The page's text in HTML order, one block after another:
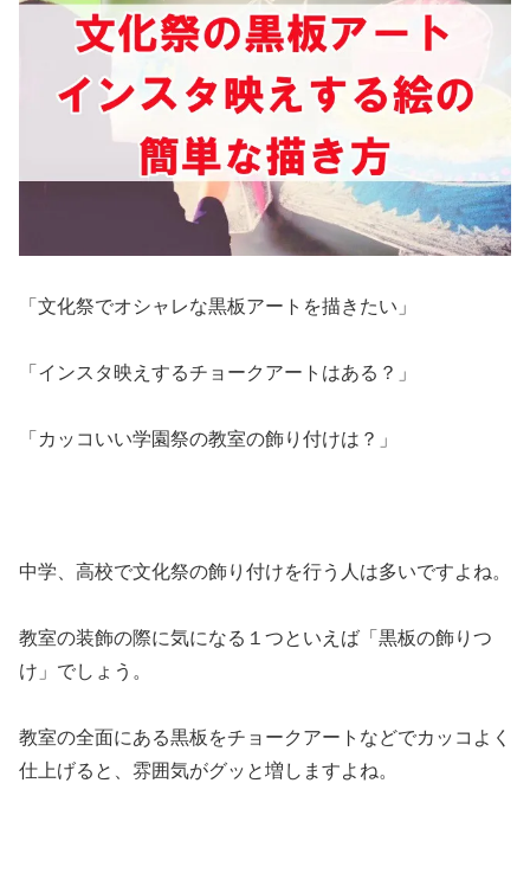
「文化祭でオシャレな黒板アートを描きたい」
「インスタ映えするチョークアートはある？」
「カッコいい学園祭の教室の飾り付けは？」
中学、高校で文化祭の飾り付けを行う人は多いですよね。
教室の装飾の際に気になる１つといえば「黒板の飾りつ
け」でしょう。
教室の全面にある黒板をチョークアートなどでカッコよく
仕上げると、雰囲気がグッと増しますよね。